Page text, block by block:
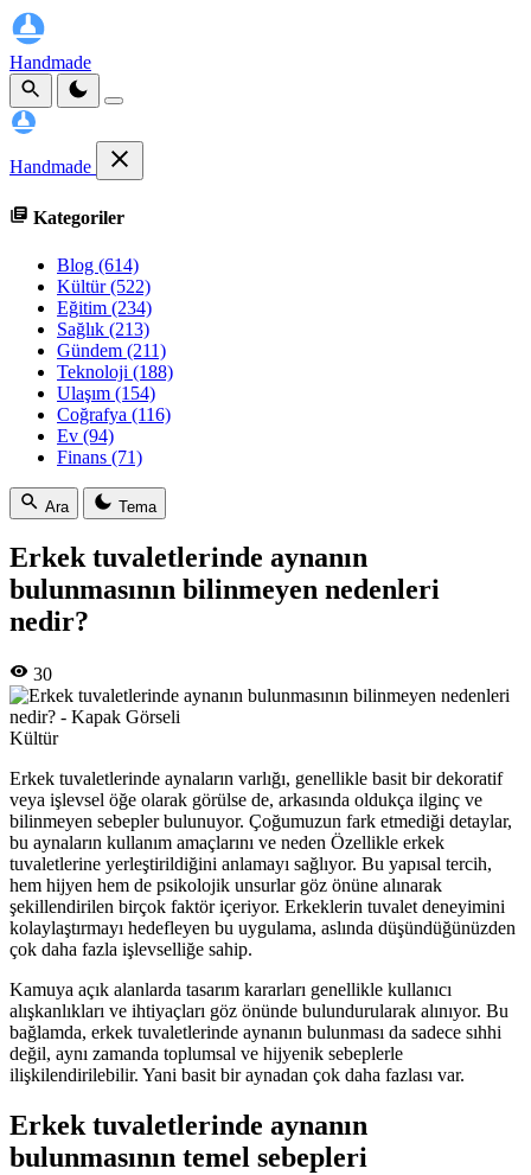
Handmade
Handmade
Kategoriler
Blog (614)
Kültür(522)
Eğitim (234)
Sağlık (213)
Gündem (211)
Teknoloji (188)
Ulaşım (154)
Coğrafya (116)
Ev (94)
Finans (71)
Ara Tema
Erkek tuvaletlerinde aynanın
bulunmasının bilinmeyen nedenleri
nedir?
30
Kültür
Erkek tuvaletlerinde aynaların varlığı, genellikle basit bir dekoratif
veya işlevsel öğe olarak görülse de, arkasında oldukça ilginç ve
bilinmeyen sebepler bulunuyor. Çoğumuzun fark etmediği detaylar,
bu aynaların kullanım amaçlarını ve neden Özellikle erkek
tuvaletlerine yerleştirildiğini anlamayı sağlıyor. Bu yapısal tercih,
hem hijyen hem de psikolojik unsurlar göz önüne alınarak
şekillendirilen birçok faktör içeriyor. Erkeklerin tuvalet deneyimini
kolaylaştırmayı hedefleyen bu uygulama, aslında düşündüğünüzden
çok daha fazla işlevselliğe sahip.
Kamuya açık alanlarda tasarım kararları genellikle kullanıcı
alışkanlıkları ve ihtiyaçları göz önünde bulundurularak alınıyor. Bu
bağlamda, erkek tuvaletlerinde aynanın bulunması da sadece sıhhi
değil, aynı zamanda toplumsal ve hijyenik sebeplerle
ilişkilendirilebilir. Yani basit bir aynadan çok daha fazlası var.
Erkek tuvaletlerinde aynanın
bulunmasının temel sebepleri